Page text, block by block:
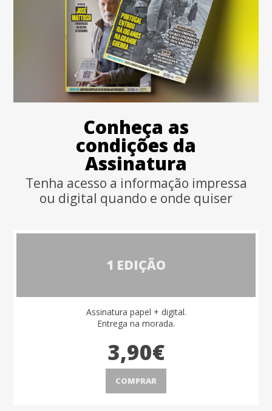
Conheça as
condições da
Assinatura
Tenha acesso a informação impressa
ou digital quando e onde quiser
1 EDIÇÃO
Assinatura papel + digital.
Entrega na morada.
3,90€
COMPRAR